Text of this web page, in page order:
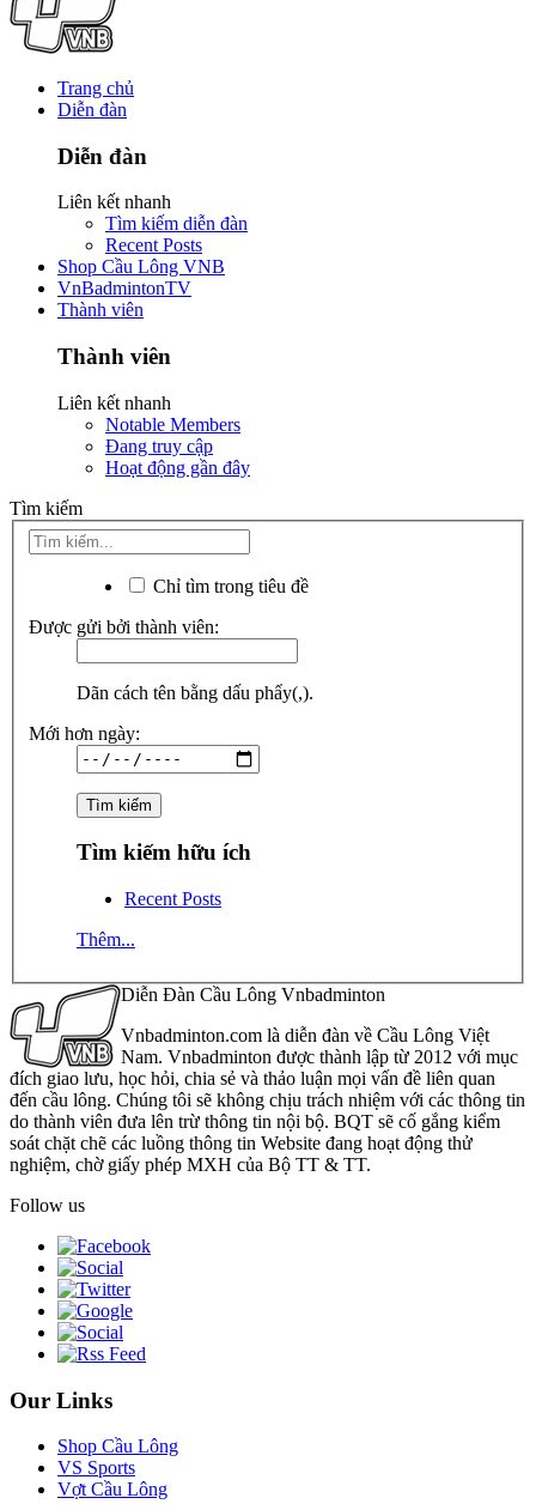
Trang chủ
Diễn đàn
Diễn đàn
Liên kết nhanh
Tìm kiếm diễn đàn
Recent Posts
Shop Cầu Lông VNB
VnBadmintonTV
Thành viên
Thành viên
Liên kết nhanh
Notable Members
Đang truy cập
Hoạt động gần đây
Tìm kiếm
Chỉ tìm trong tiêu đề
Được gửi bởi thành viên:
Dãn cách tên bằng dấu phẩy(,).
Mới hơn ngày:
Tìm kiếm hữu ích
Recent Posts
Thêm...
Diễn Đàn Cầu Lông Vnbadminton
Vnbadminton.com là diễn đàn về Cầu Lông Việt
Nam. Vnbadminton được thành lập từ 2012 với mục
đích giao lưu, học hỏi, chia sẻ và thảo luận mọi vấn đề liên quan
đến cầu lông. Chúng tôi sẽ không chịu trách nhiệm với các thông tin
do thành viên đưa lên trừ thông tin nội bộ. BQT sẽ cố gắng kiểm
soát chặt chẽ các luồng thông tin Website đang hoạt động thử
nghiệm, chờ giấy phép MXH của Bộ TT & TT.
Follow us
Our Links
Shop Cầu Lông
VS Sports
Vợt Cầu Lông